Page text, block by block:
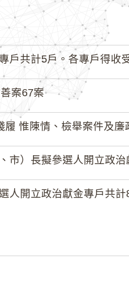
計5戶。各專戶得收受政
案67案
陳情、檢舉案件及廉政
長擬參選人開立政治獻金
立政治獻金專戶共計8戶